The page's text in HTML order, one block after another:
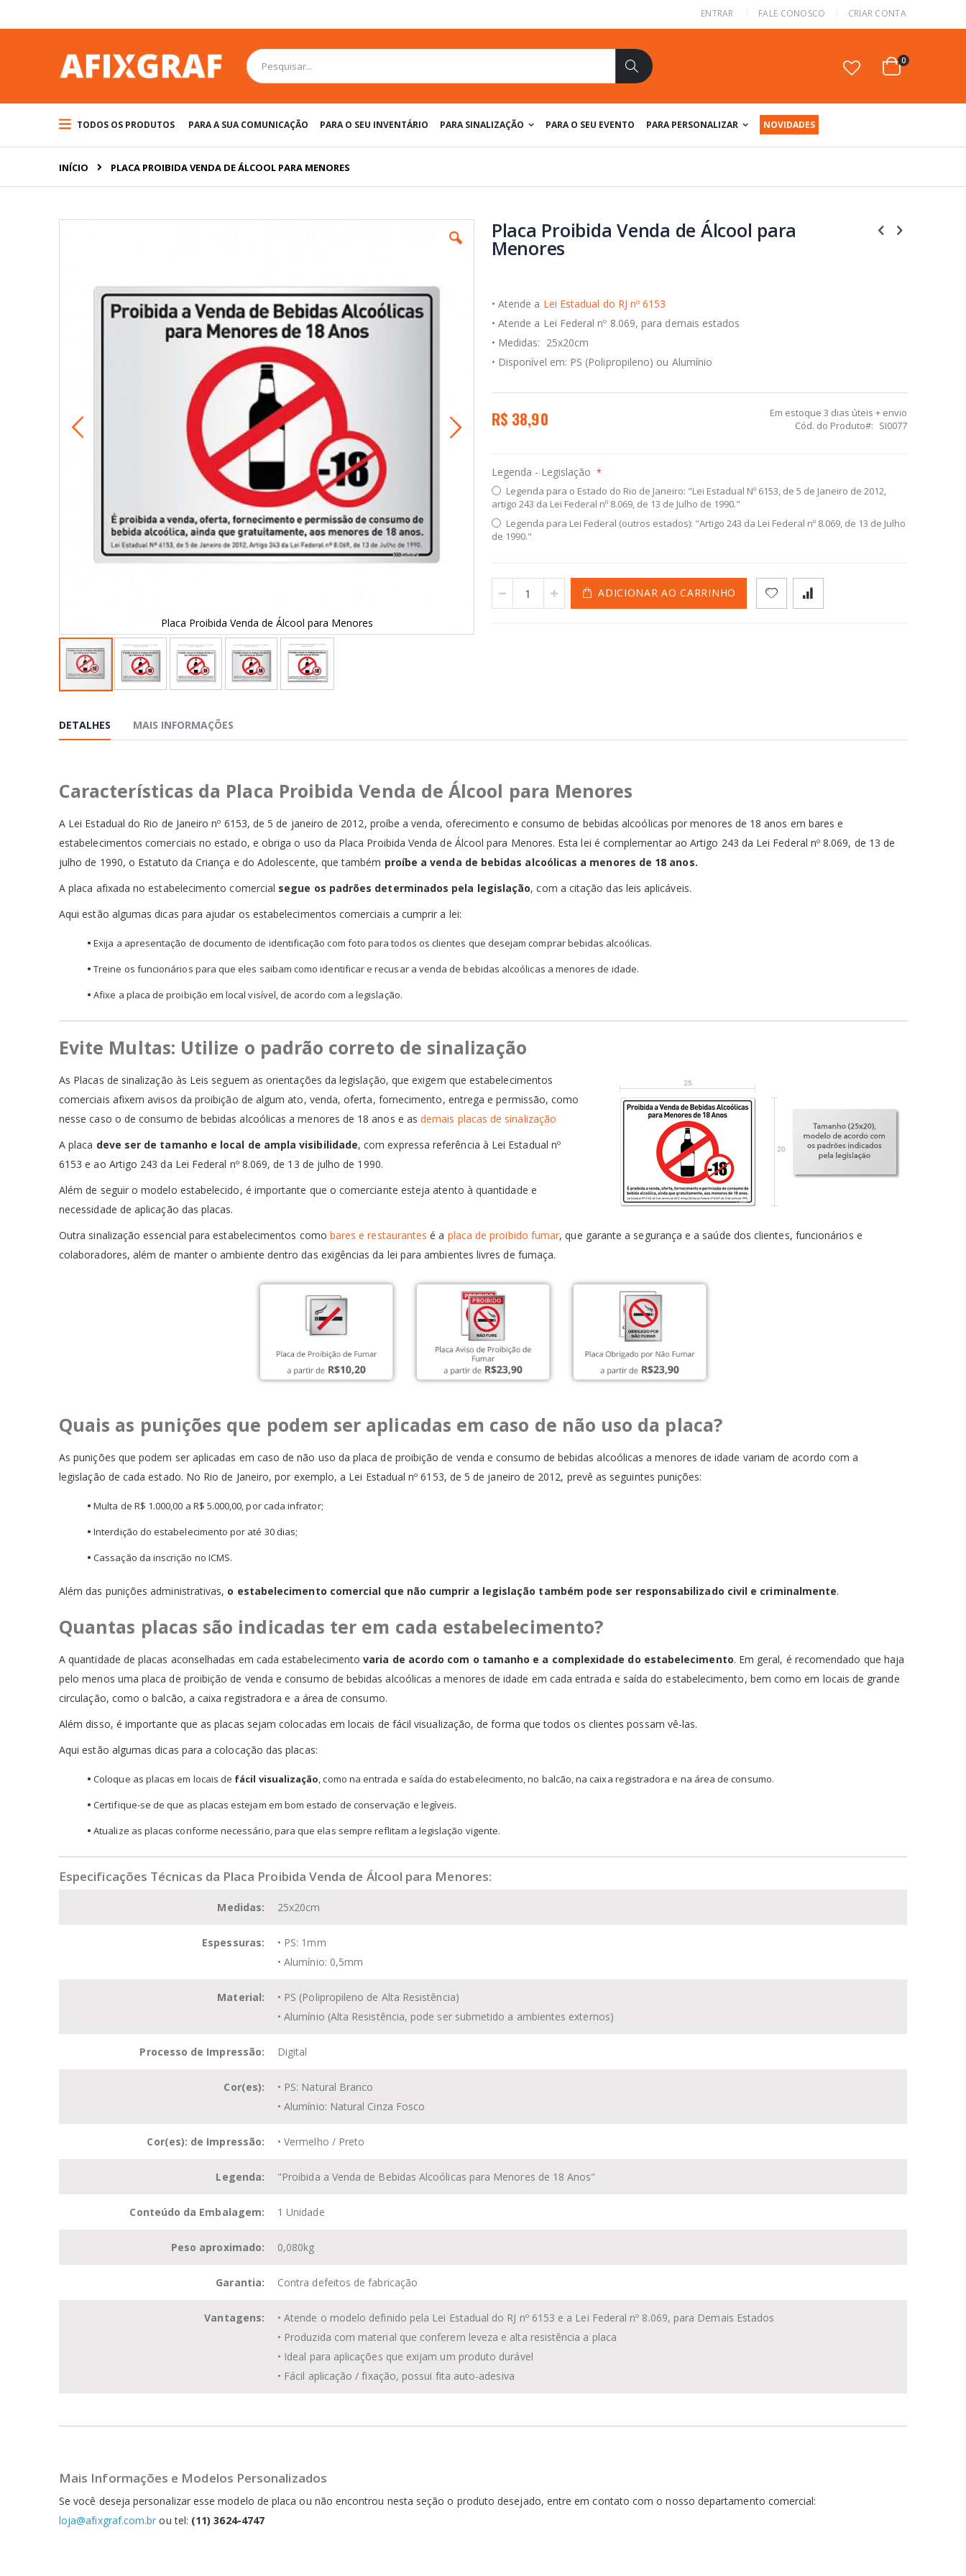
para
conteúdo
ENTRAR FALE CONOSCO CRIAR CONTA
Cart
0itens
Pesquisa
TODOS OS PRODUTOS PARA A SUA COMUNICAÇÃO PARA O SEU INVENTÁRIO PARA SINALIZAÇÃO PARA O SEU EVENTO PARA PERSONALIZAR NOVIDADES
INÍCIO PLACA PROIBIDA VENDA DE ÁLCOOL PARA MENORES
Placa Proibida Venda de Álcool para Menores
o
início
imagens
Placa Proibida Venda de Álcool para
Menores
• Atende a Lei Estadual do RJ nº 6153
• Atende a Lei Federal nº 8.069, para demais estados
• Medidas: 25x20cm
• Disponível em: PS (Polipropileno) ou Alumínio
R$ 38,90 Em estoque 3 dias úteis + envio
Cód. do Produto
SI0077
Legenda - Legislação
Legenda para o Estado do Rio de Janeiro: "Lei Estadual Nº 6153, de 5 de Janeiro de 2012,
artigo 243 da Lei Federal nº 8.069, de 13 de Julho de 1990."
Legenda para Lei Federal (outros estados): "Artigo 243 da Lei Federal nº 8.069, de 13 de Julho
de 1990."
ADICIONAR AO CARRINHO
DETALHES
Características da Placa Proibida Venda de Álcool para Menores
A Lei Estadual do Rio de Janeiro nº 6153, de 5 de janeiro de 2012, proíbe a venda, oferecimento e consumo de bebidas alcoólicas por menores de 18 anos em bares e
estabelecimentos comerciais no estado, e obriga o uso da Placa Proibida Venda de Álcool para Menores. Esta lei é complementar ao Artigo 243 da Lei Federal nº 8.069, de 13 de
julho de 1990, o Estatuto da Criança e do Adolescente, que também proíbe a venda de bebidas alcoólicas a menores de 18 anos.
A placa afixada no estabelecimento comercial segue os padrões determinados pela legislação, com a citação das leis aplicáveis.
Aqui estão algumas dicas para ajudar os estabelecimentos comerciais a cumprir a lei:
• Exija a apresentação de documento de identificação com foto para todos os clientes que desejam comprar bebidas alcoólicas.
• Treine os funcionários para que eles saibam como identificar e recusar a venda de bebidas alcoólicas a menores de idade.
• Afixe a placa de proibição em local visível, de acordo com a legislação.
Evite Multas: Utilize o padrão correto de sinalização
As Placas de sinalização às Leis seguem as orientações da legislação, que exigem que estabelecimentos
comerciais afixem avisos da proibição de algum ato, venda, oferta, fornecimento, entrega e permissão, como
nesse caso o de consumo de bebidas alcoólicas a menores de 18 anos e asdemais placas de sinalização
A placa deve ser de tamanho e local de ampla visibilidade, com expressa referência à Lei Estadual nº
6153 e ao Artigo 243 da Lei Federal nº 8.069, de 13 de julho de 1990.
Além de seguir o modelo estabelecido, é importante que o comerciante esteja atento à quantidade e
necessidade de aplicação das placas.
Outra sinalização essencial para estabelecimentos como bares e restaurantes é a placa de proibido fumar, que garante a segurança e a saúde dos clientes, funcionários e
colaboradores, além de manter o ambiente dentro das exigências da lei para ambientes livres de fumaça.
Quais as punições que podem ser aplicadas em caso de não uso da placa?
As punições que podem ser aplicadas em caso de não uso da placa de proibição de venda e consumo de bebidas alcoólicas a menores de idade variam de acordo com a
legislação de cada estado. No Rio de Janeiro, por exemplo, a Lei Estadual nº 6153, de 5 de janeiro de 2012, prevê as seguintes punições:
• Multa de R$ 1.000,00 a R$ 5.000,00, por cada infrator;
• Interdição do estabelecimento por até 30 dias;
• Cassação da inscrição no ICMS.
Além das punições administrativas, o estabelecimento comercial que não cumprir a legislação também pode ser responsabilizado civil e criminalmente.
Quantas placas são indicadas ter em cada estabelecimento?
A quantidade de placas aconselhadas em cada estabelecimentovaria de acordo com o tamanho e a complexidade do estabelecimento. Em geral, é recomendado que haja
pelo menos uma placa de proibição de venda e consumo de bebidas alcoólicas a menores de idade em cada entrada e saída do estabelecimento, bem como em locais de grande
circulação, como o balcão, a caixa registradora e a área de consumo.
Além disso, é importante que as placas sejam colocadas em locais de fácil visualização, de forma que todos os clientes possam vê-las.
Aqui estão algumas dicas para a colocação das placas:
• Coloque as placas em locais de fácil visualização , como na entrada e saída do estabelecimento, no balcão, na caixa registradora e na área de consumo.
• Certifique-se de que as placas estejam em bom estado de conservação e legíveis.
• Atualize as placas conforme necessário, para que elas sempre reflitam a legislação vigente.
Especificações Técnicas da Placa Proibida Venda de Álcool para Menores:
Medidas: 25x20cm
Espessuras:
• PS: 1mm
• Alumínio: 0,5mm
Material:
• PS (Polipropileno de Alta Resistência)
• Alumínio (Alta Resistência, pode ser submetido a ambientes externos)
Processo de Impressão: Digital
Cor(es):
• PS: Natural Branco
• Alumínio: Natural Cinza Fosco
Cor(es): de Impressão: • Vermelho / Preto
Legenda: "Proibida a Venda de Bebidas Alcoólicas para Menores de 18 Anos"
Conteúdo da Embalagem: 1 Unidade
Peso aproximado: 0,080kg
Garantia: Contra defeitos de fabricação
Vantagens:
• Atende o modelo definido pela Lei Estadual do RJ nº 6153 e a Lei Federal nº 8.069, para Demais Estados
• Produzida com material que conferem leveza e alta resistência a placa
• Ideal para aplicações que exijam um produto durável
• Fácil aplicação / fixação, possui fita auto-adesiva
Mais Informações e Modelos Personalizados
Se você deseja personalizar esse modelo de placa ou não encontrou nesta seção o produto desejado, entre em contato com o nosso departamento comercial:
loja@afixgraf.com.br ou tel: (11) 3624-4747
MAIS INFORMAÇÕES